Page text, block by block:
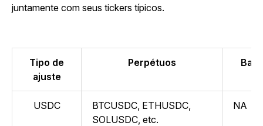
juntamente com seus tickers típicos.
Tipo de
ajuste
Perpétuos
USDC
BTCUSDC, ETHUSDC,
SOLUSDC, etc.
NA